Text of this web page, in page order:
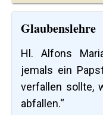
Glaubenslehre
Hl. Alfons
jemals ein
verfallen sollte,
abfallen.“